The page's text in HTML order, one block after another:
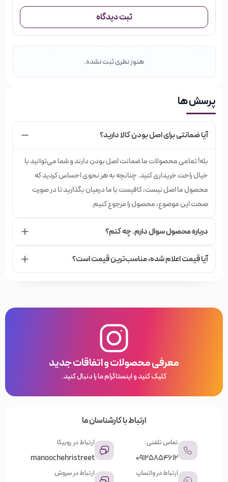
ثبت دیدگاه
هنوز نظری ثبت نشده.
پرسش ها
آیا ضمانتی برای اصل بودن کالا دارید؟
بله! تمامی محصولات ما ضمانت اصل بودن دارند و شما می‌توانید با
خیال راحت خریداری کنید. چنانچه به هر نحوی احساس کردید که
محصول ما اصل نیست، کافیست با ما درمیان بگذارید تا در صورت
صحت این موضوع، محصول را مرجوع کنیم.
درباره محصول سوال دارم. چه کنم؟
آیا قیمت اعلام شده،‌ مناسب‌ترین قیمت است؟
معرفی محصولات و اتفاقات جدید
کلیک کنید و اینستاگرام ما را دنبال کنید.
ارتباط با کارشناسان ما
تماس تلفنی:
09125854612
ارتباط در واتساپ
ارتباط در روبیکا
manoochehristreet
ارتباط در سروش